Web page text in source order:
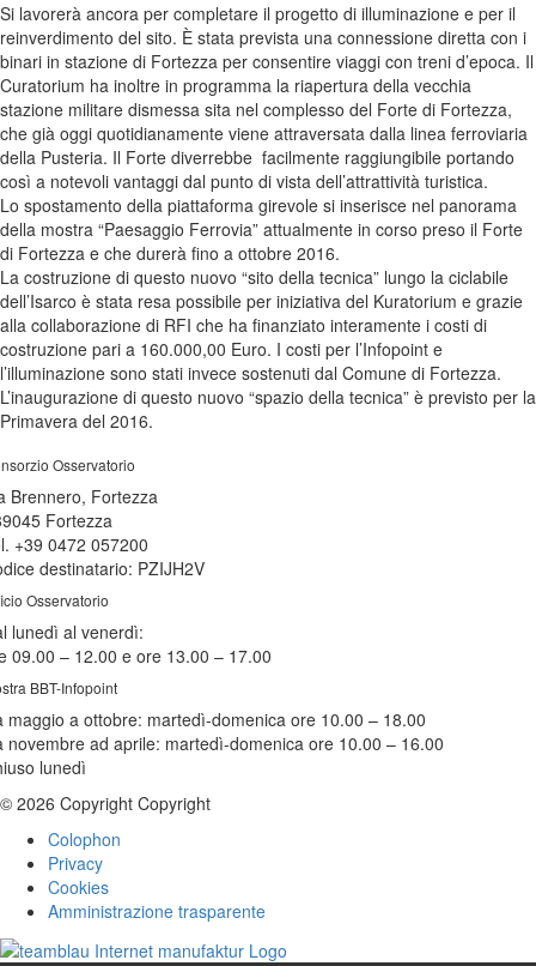
Si lavorerà ancora per completare il progetto di illuminazione e per il
reinverdimento del sito. È stata prevista una connessione diretta con i
binari in stazione di Fortezza per consentire viaggi con treni d’epoca. Il
Curatorium ha inoltre in programma la riapertura della vecchia
stazione militare dismessa sita nel complesso del Forte di Fortezza,
che già oggi quotidianamente viene attraversata dalla linea ferroviaria
della Pusteria. Il Forte diverrebbe facilmente raggiungibile portando
così a notevoli vantaggi dal punto di vista dell’attrattività turistica.
Lo spostamento della piattaforma girevole si inserisce nel panorama
della mostra “Paesaggio Ferrovia” attualmente in corso preso il Forte
di Fortezza e che durerà fino a ottobre 2016.
La costruzione di questo nuovo “sito della tecnica” lungo la ciclabile
dell’Isarco è stata resa possibile per iniziativa del Kuratorium e grazie
alla collaborazione di RFI che ha finanziato interamente i costi di
costruzione pari a 160.000,00 Euro. I costi per l’Infopoint e
l’illuminazione sono stati invece sostenuti dal Comune di Fortezza.
L’inaugurazione di questo nuovo “spazio della tecnica” è previsto per la
Primavera del 2016.
Osservatorio
Brennero, Fortezza
Fortezza
+39 0472 057200
destinatario: PZIJH2V
Osservatorio
lunedì al venerdì:
09.00 – 12.00 e ore 13.00 – 17.00
BBT-Infopoint
maggio a ottobre: martedì-domenica ore 10.00 – 18.00
novembre ad aprile: martedì-domenica ore 10.00 – 16.00
lunedì
© 2026 Copyright Copyright
Colophon
Privacy
Cookies
Amministrazione trasparente